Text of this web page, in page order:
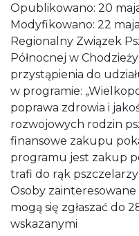
Opublikowano: 20
Modyfikowano: 22
Regionalny Związek
Północnej w
przystąpienia do
w programie:
poprawa zdrowia i
rozwojowych rodzin
finansowe zakupu
programu jest zakup
trafi do rąk
Osoby
mogą się zgłaszać do
wskazanymi